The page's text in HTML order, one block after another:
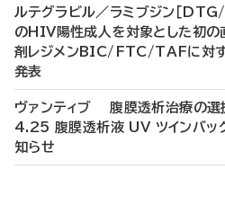
ルテグラビル／ラミブジン［
のHIV陽性成人を対象とした初の
剤レジメンBIC/FTC/TAFに対す
発表
ヴァンティブ 腹膜透析治療の選
4.25 腹膜透析液 UV ツインバッ
知らせ